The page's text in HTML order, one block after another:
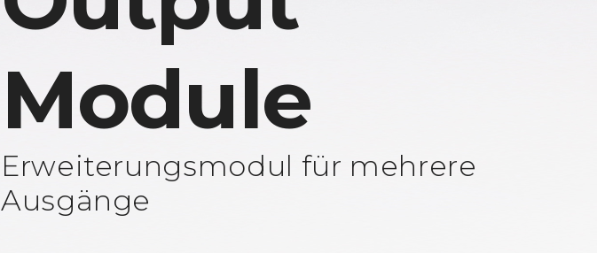
Module
Erweiterungsmodul für mehrere
Ausgänge